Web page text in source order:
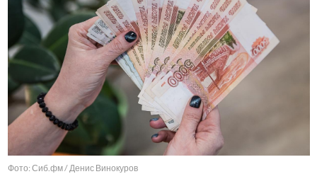
Фото: Сиб.фм / Денис Винокуров